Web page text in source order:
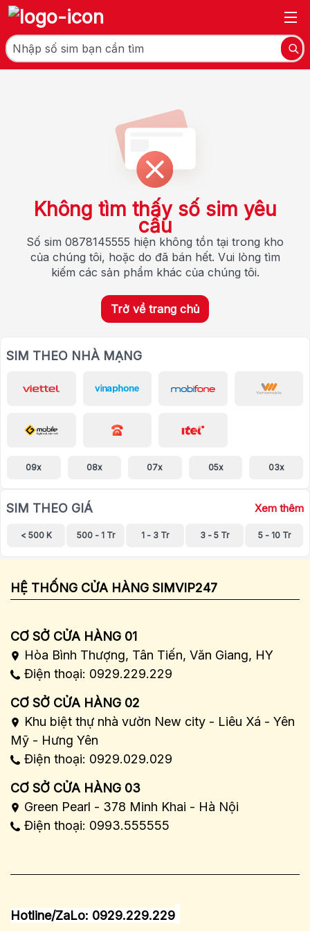
Không tìm thấy số sim yêu
cầu
Số sim 0878145555 hiện không tồn tại trong kho
của chúng tôi, hoặc do đã bán hết. Vui lòng tìm
kiếm các sản phẩm khác của chúng tôi.
Trở về trang chủ
SIM THEO NHÀ MẠNG
09x 08x 07x 05x 03x
SIM THEO GIÁ Xem thêm
< 500 K 500 - 1 Tr 1 - 3 Tr 3 - 5 Tr 5 - 10 Tr
HỆ THỐNG CỬA HÀNG SIMVIP247
CƠ SỞ CỬA HÀNG 01
Hòa Bình Thượng, Tân Tiến, Văn Giang, HY
Điện thoại: 0929.229.229
CƠ SỞ CỬA HÀNG 02
Khu biệt thự nhà vườn New city - Liêu Xá - Yên
Mỹ - Hưng Yên
Điện thoại: 0929.029.029
CƠ SỞ CỬA HÀNG 03
Green Pearl - 378 Minh Khai - Hà Nội
Điện thoại: 0993.555555
Hotline/ZaLo: 0929.229.229